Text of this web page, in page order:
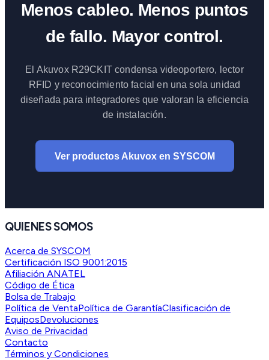
Menos cableo. Menos puntos
de fallo. Mayor control.
El Akuvox R29CKIT condensa videoportero, lector
RFID y reconocimiento facial en una sola unidad
diseñada para integradores que valoran la eficiencia
de instalación.
Ver productos Akuvox en SYSCOM
QUIENES SOMOS
Acerca de SYSCOM
Certificación ISO 9001:2015
Afiliación ANATEL
Código de Ética
Bolsa de Trabajo
Política de VentaPolítica de GarantíaClasificación de
EquiposDevoluciones
Aviso de Privacidad
Contacto
Términos y Condiciones